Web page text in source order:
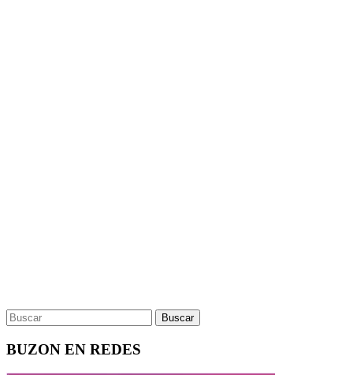
BUZON EN REDES